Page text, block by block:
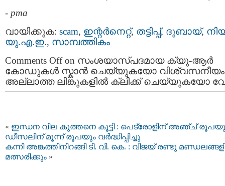
- pma
വായിക്കുക: scam, ഇന്റര്‍നെറ്റ്‌, തട്ടിപ്പ്‌, ദുബായ്‌,
യു.എ.ഇ., സാമ്പത്തികം
Comments Offon സംശയാസ്പദമായ ക്യു-ആർ
കോഡുകൾ സ്കാൻ ചെയ്യുകയോ വിശ്വസനീയം
അല്ലാത്ത ലിങ്കുകളിൽ ക്ലിക്ക് ചെയ്യുകയോ
« ഇന്ധന വില കുത്തനെ കൂട്ടി : പെട്രോളിന് അഞ്ച്
ഡീസലിന് മൂന്ന് രൂപയും വർദ്ധിപ്പിച്ചു
കന്നി അങ്കത്തിനിറങ്ങി ടി. വി. കെ. : വിജയ് രണ്ടു
മത്സരിക്കും »